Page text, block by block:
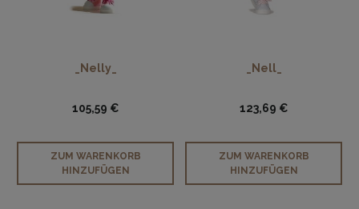
_Nelly_
105,59 €
ZUM WARENKORB
HINZUFÜGEN
_Nell_
123,69 €
ZUM WARENKORB
HINZUFÜGEN